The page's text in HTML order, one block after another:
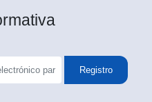
Registro